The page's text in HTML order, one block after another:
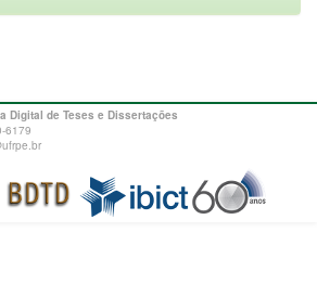
Digital de Teses e Dissertações
6179